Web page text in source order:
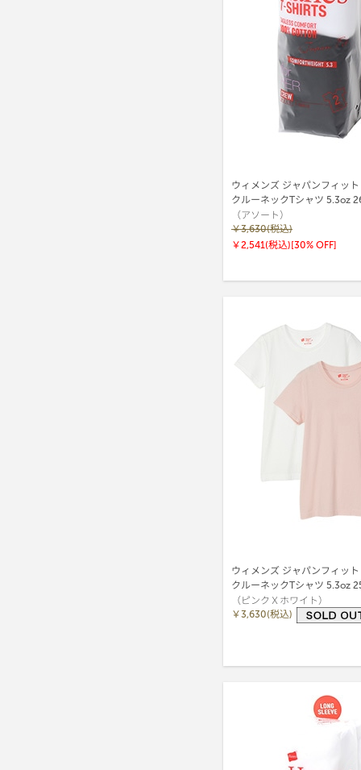
ウィメンズ ジャパンフィッ
クルーネックTシャツ 5.3oz 26SS
Fit for HER ヘインズ
（アソート）
￥3,630(税込)
￥2,541(税込)[30% OFF]
ウィメンズ ジャパンフィッ
クルーネックTシャツ 5.3oz 25SS
Fit for HER ヘインズ
（ピンクＸホワイト）
￥3,630(税込)